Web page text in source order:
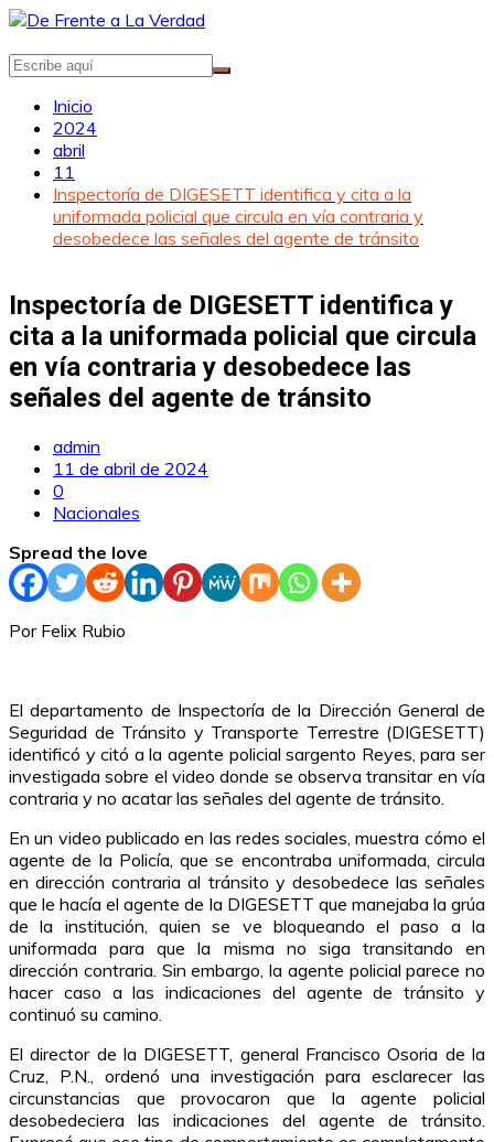
Saltar
contenido
Inicio
2024
abril
11
Inspectoría de DIGESETT identifica y cita a la
uniformada policial que circula en vía contraria y
desobedece las señales del agente de tránsito
Inspectoría de DIGESETT identifica y
cita a la uniformada policial que circula
en vía contraria y desobedece las
señales del agente de tránsito
admin
11 de abril de 2024
0
Nacionales
Spread the love
Por Felix Rubio
El departamento de Inspectoría de la Dirección General de
Seguridad de Tránsito y Transporte Terrestre (DIGESETT)
identificó y citó a la agente policial sargento Reyes, para ser
investigada sobre el video donde se observa transitar en vía
contraria y no acatar las señales del agente de tránsito.
En un video publicado en las redes sociales, muestra cómo el
agente de la Policía, que se encontraba uniformada, circula
en dirección contraria al tránsito y desobedece las señales
que le hacía el agente de la DIGESETT que manejaba la grúa
de la institución, quien se ve bloqueando el paso a la
uniformada para que la misma no siga transitando en
dirección contraria. Sin embargo, la agente policial parece no
hacer caso a las indicaciones del agente de tránsito y
continuó su camino.
El director de la DIGESETT, general Francisco Osoria de la
Cruz, P.N., ordenó una investigación para esclarecer las
circunstancias que provocaron que la agente policial
desobedeciera las indicaciones del agente de tránsito.